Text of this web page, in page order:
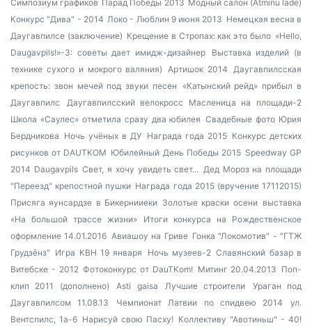
Симпозиум графиков Парад Победы 2013 Модный салон (Atminu lade)
Конкурс "Дива" - 2014 Локо - Люблин 9 июня 2013 Немецкая весна в
Даугавпилсе (заключение) Крещение в Стропах: как это было «Hello,
Daugavpils!»-3: советы дает имидж-дизайнер
Выставка изделий (в
технике сухого и мокрого валяния)
Артишок 2014
Даугавпилсская
крепость: звон мечей под звуки песен
«Катынский рейд» прибыл в
Даугавпилс
Даугавпилсский велокросс Масленица на площади-2
Школа «Саулес» отметила сразу два юбилея Свадебные фото Юрия
Бердникова Ночь учёных в ДУ Награда года 2015 Конкурс детских
рисунков от DAUTKOM Юбилейный День Победы 2015 Speedway GP
2014 Daugavpils Свет, я хочу увидеть свет... Дед Мороз на площади
"Переезд" крепостной пушки Награда года 2015 (вручение 17112015)
Присяга яунсардзе в Бикернииеки Золотые краски осени выставка
«На большой трассе жизни» Итоги конкурса на Рождественское
оформление 14.01.2016 Авиашоу на Гриве Гонка "Локомотив" - "ГТЖ
Грудзёнз" Игра КВН 19 января Ночь музеев-2 Славянский базар в
Витебске - 2012 Фотоконкурс от DauTKom! Митинг 20.04.2013 Поп-
клип 2011 (дополнено)
Asti gaisa Лучшие строители
Ураган под
Даугавпилсом 11.08.13
Чемпионат Латвии по спидвею 2014
ул.
Вентспилс, 1а-6 Нарисуй свою Пасху! Коллективу "Авотиньш" - 40!